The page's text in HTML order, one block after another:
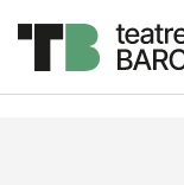
Descripción